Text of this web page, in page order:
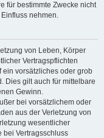
für bestimmte Zwecke nicht
nehmen.
von Leben, Körper
Vertragspflichten
ein vorsätzliches oder grob
Dies gilt auch für mittelbare
Gewinn.
bei vorsätzlichem oder
aus der Verletzung von
wesentlicher
bei Vertragsschluss